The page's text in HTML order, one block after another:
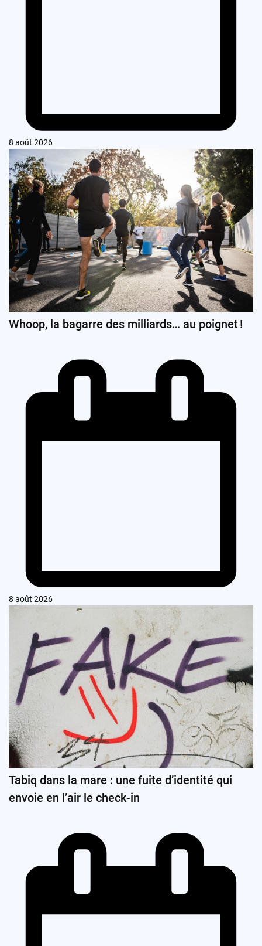
8 août 2026
Whoop, la bagarre des milliards… au poignet !
8 août 2026
Tabiq dans la mare : une fuite d’identité qui
envoie en l’air le check-in